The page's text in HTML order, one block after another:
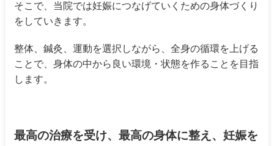
そこで、当院では妊娠につなげていくための身体づくり
をしていきます。
整体、鍼灸、運動を選択しながら、全身の循環を上げる
ことで、身体の中から良い環境・状態を作ることを目指
します。
最高の治療を受け、最高の身体に整え、妊娠を